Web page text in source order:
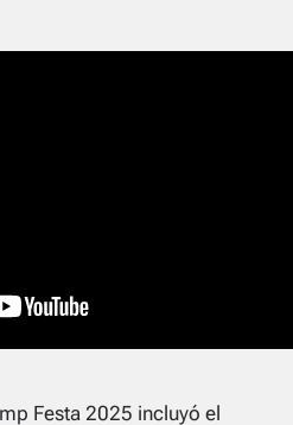
Festa 2025 incluyó el